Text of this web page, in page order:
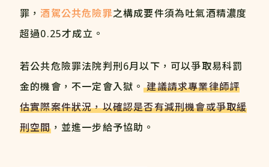
罪，酒駕公共危險罪之構成要件須為吐氣酒精濃度
超過0.25才成立。
若公共危險罪法院判刑6月以下，可以爭取易科罰
金的機會，不一定會入獄。 建議請求專業律師評
估實際案件狀況，以確認是否有減刑機會或爭取緩
刑空間，並進一步給予協助。